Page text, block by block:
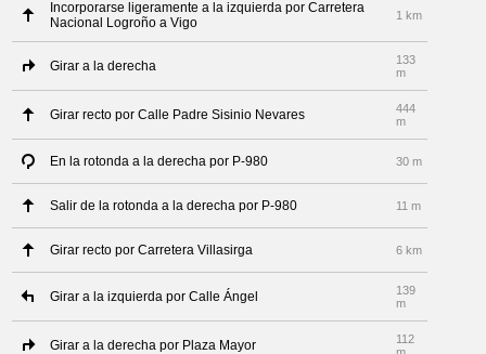
Incorporarse ligeramente a la izquierda por Carretera
Nacional Logroño a Vigo
1 km
Girar a la derecha
133
m
Girar recto por Calle Padre Sisinio Nevares
444
m
En la rotonda a la derecha por P-980 30 m
Salir de la rotonda a la derecha por P-980 11 m
Girar recto por Carretera Villasirga 6 km
Girar a la izquierda por Calle Ángel
139
m
Girar a la derecha por Plaza Mayor
112